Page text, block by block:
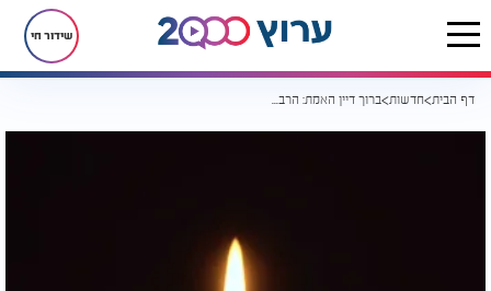
שידור חי
דף הבית חדשות ברוך דיין האמת: הרב שלום סעדיה נפטר